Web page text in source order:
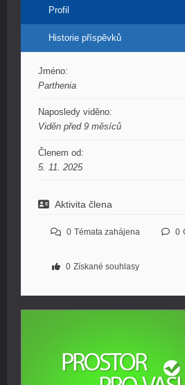
Profil
Historie příspěvků
Jméno:
Parthenia
Naposledy viděno:
Viděn před 9 měsíců
Členem od:
5. 11. 2025
Aktivita člena
0 Témata zahájena 0
0 Získané souhlasy